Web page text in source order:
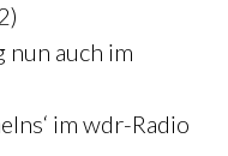
nun auch im
im wdr-Radio